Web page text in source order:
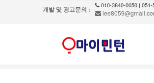
개발 및 광고문의 : 010-3840-0050 |